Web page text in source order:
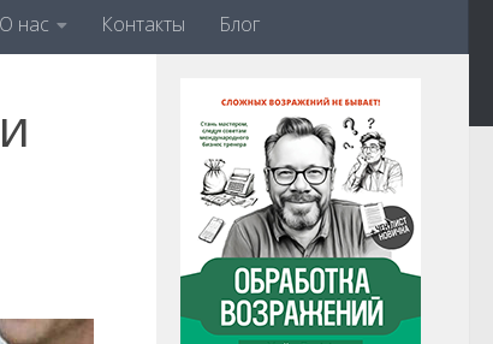
О нас Контакты Блог